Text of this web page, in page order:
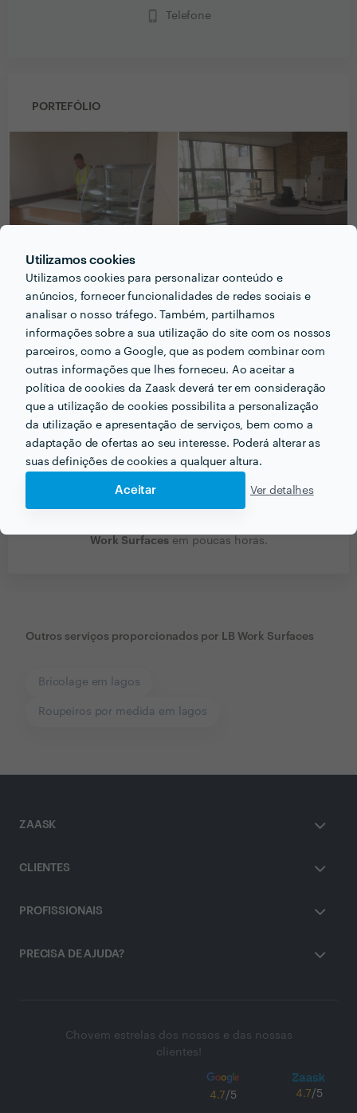
Utilizamos cookies
Utilizamos cookies para personalizar conteúdo e
anúncios, fornecer funcionalidades de redes sociais e
analisar o nosso tráfego. Também, partilhamos
informações sobre a sua utilização do site com os nossos
parceiros, como a Google, que as podem combinar com
outras informações que lhes forneceu. Ao aceitar a
política de cookies da Zaask deverá ter em consideração
que a utilização de cookies possibilita a personalização
da utilização e apresentação de serviços, bem como a
adaptação de ofertas ao seu interesse. Poderá alterar as
suas definições de cookies a qualquer altura.
Aceitar Ver detalhes
phone_iphone Telefone
PORTEFÓLIO
Work Surfacesem poucas horas.
Outros serviços proporcionados por LB Work Surfaces
Bricolage em lagos
Roupeiros por medida em lagos
ZAASK
CLIENTES
PROFISSIONAIS
PRECISA DE AJUDA?
Chovem estrelas dos nossos e das nossas
clientes!
4.7/5 4.7/5